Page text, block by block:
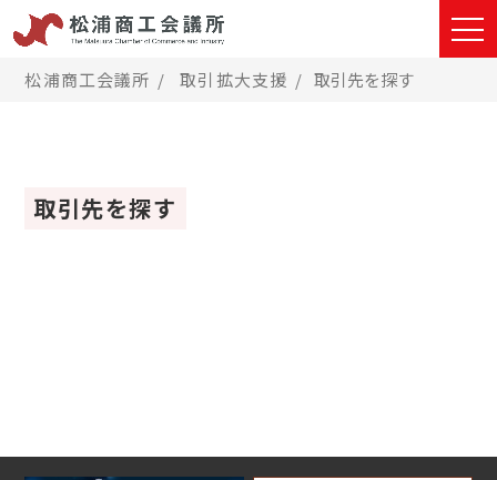
松浦商工会議所 取引拡大支援 取引先を探す
取引先を探す